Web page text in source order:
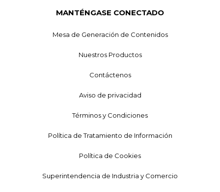
MANTÉNGASE CONECTADO
Mesa de Generación de Contenidos
Nuestros Productos
Contáctenos
Aviso de privacidad
Términos y Condiciones
Política de Tratamiento de Información
Política de Cookies
Superintendencia de Industria y Comercio